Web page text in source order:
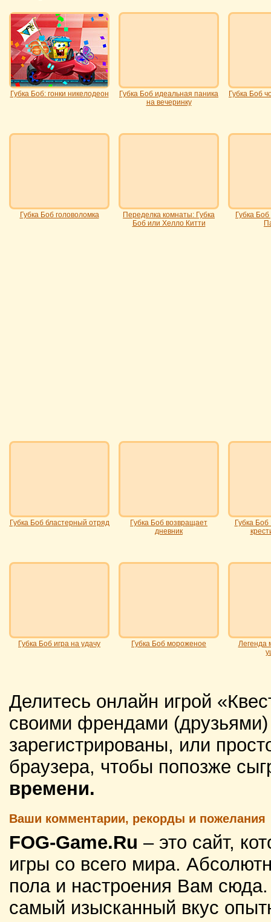
Губка Боб: гонки никелодеон
Губка Боб идеальная паника
на вечеринку
Губка Боб
Губка Боб головоломка
Переделка комнаты: Губка
Боб или Хелло Китти
Губка Боб
Губка Боб бластерный отряд
Губка Боб возвращает
дневник
Губка
Губка Боб игра на удачу Губка Боб мороженое
Легенда
Делитесь онлайн игрой
своими френдами
зарегистрированы, или
браузера, чтобы попозже
времени.
Ваши комментарии, рекорды и пожелания
FOG-Game.Ru – это сайт,
игры со всего мира.
пола и настроения Вам
самый изысканный вкус